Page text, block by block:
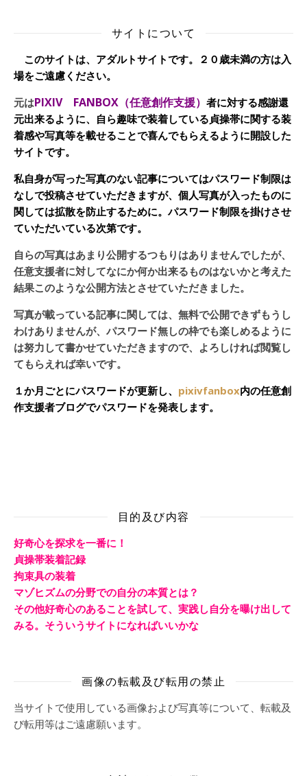
サイトについて
このサイトは、アダルトサイトです。２０歳未満の方は入
場をご遠慮ください。
元はPIXIV FANBOX（任意創作支援） 者に対する感謝還
元出来るように、自ら趣味で装着している貞操帯に関する装
着感や写真等を載せることで喜んでもらえるように開設した
サイトです。
私自身が写った写真のない記事についてはパスワード制限は
なしで投稿させていただきますが、個人写真が入ったものに
関しては拡散を防止するために。パスワード制限を掛けさせ
ていただいている次第です。
自らの写真はあまり公開するつもりはありませんでしたが、
任意支援者に対してなにか何か出来るものはないかと考えた
結果このような公開方法とさせていただきました。
写真が載っている記事に関しては、無料で公開できずもうし
わけありませんが、パスワード無しの枠でも楽しめるように
は努力して書かせていただきますので、よろしければ閲覧し
てもらえれば幸いです。
１か月ごとにパスワードが更新し、 pixivfanbox内の任意創
作支援者ブログでパスワードを発表します。
目的及び内容
好奇心を探求を一番に！
貞操帯装着記録
拘束具の装着
マゾヒズムの分野での自分の本質とは？
その他好奇心のあることを試して、実践し自分を曝け出して
みる。そういうサイトになればいいかな
画像の転載及び転用の禁止
当サイトで使用している画像および写真等について、転載及
び転用等はご遠慮願います。